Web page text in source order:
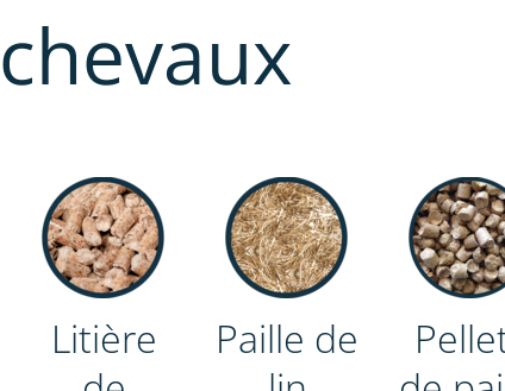
Litière
Paille de